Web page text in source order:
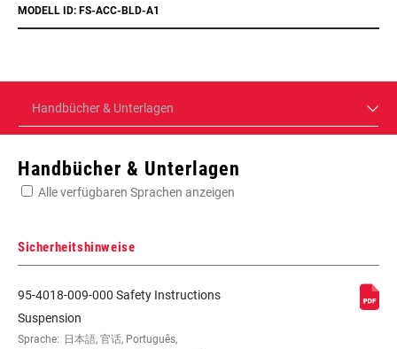
MODELL ID: FS-ACC-BLD-A1
Handbücher & Unterlagen
Handbücher & Unterlagen
Alle verfügbaren Sprachen anzeigen
Sicherheitshinweise
95-4018-009-000 Safety Instructions
Suspension
Sprache: 日本語, 官话, Português,